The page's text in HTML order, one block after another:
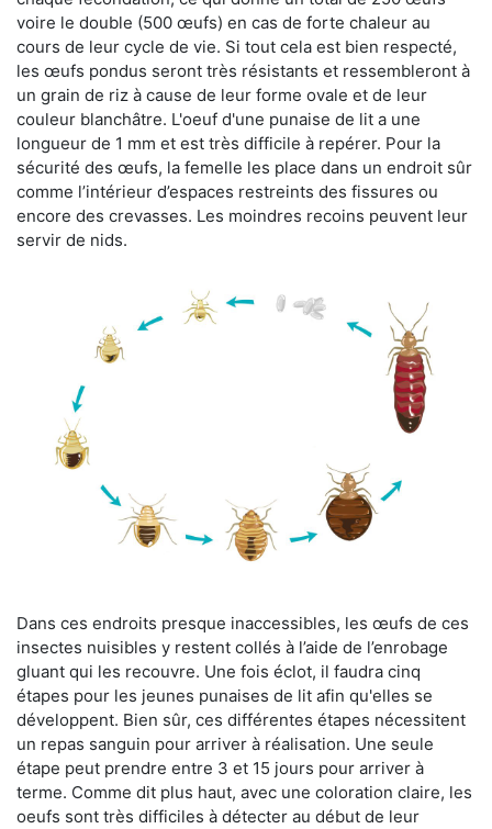
voire le double (500 œufs) en cas de forte chaleur au
cours de leur cycle de vie. Si tout cela est bien respecté,
les œufs pondus seront très résistants et ressembleront à
un grain de riz à cause de leur forme ovale et de leur
couleur blanchâtre. L'oeuf d'une punaise de lit a une
longueur de 1 mm et est très difficile à repérer. Pour la
sécurité des œufs, la femelle les place dans un endroit sûr
comme l’intérieur d’espaces restreints des fissures ou
encore des crevasses. Les moindres recoins peuvent leur
servir de nids.
Dans ces endroits presque inaccessibles, les œufs de ces
insectes nuisibles y restent collés à l’aide de l’enrobage
gluant qui les recouvre. Une fois éclot, il faudra cinq
étapes pour les jeunes punaises de lit afin qu'elles se
développent. Bien sûr, ces différentes étapes nécessitent
un repas sanguin pour arriver à réalisation. Une seule
étape peut prendre entre 3 et 15 jours pour arriver à
terme. Comme dit plus haut, avec une coloration claire, les
oeufs sont très difficiles à détecter au début de leur